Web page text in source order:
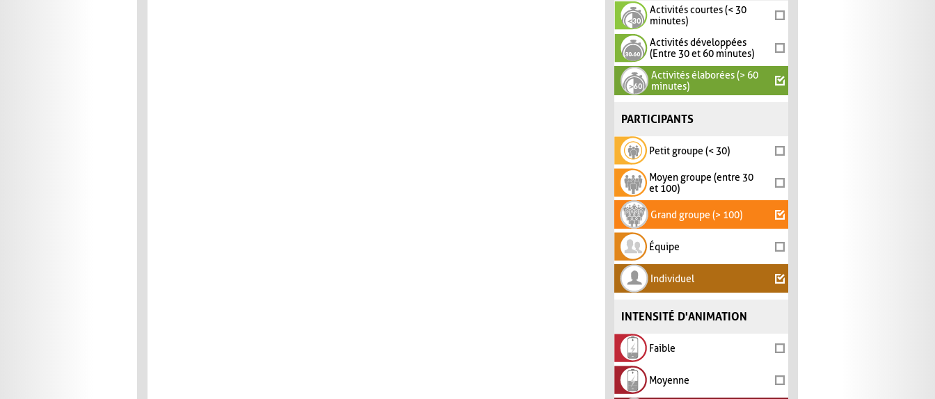
Activités courtes (< 30
minutes)
Activités développées
(Entre 30 et 60 minutes)
Activités élaborées (> 60
minutes)
PARTICIPANTS
Petit groupe (< 30)
Moyen groupe (entre 30
et 100)
Grand groupe (> 100)
Équipe
Individuel
INTENSITÉ D'ANIMATION
Faible
Moyenne